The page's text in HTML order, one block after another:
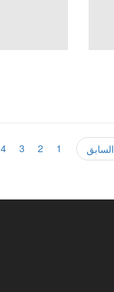
السابق 1
2
3
4